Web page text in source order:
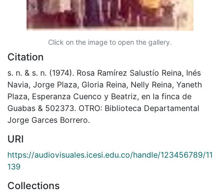
Click on the image to open the gallery.
Citation
s. n. & s. n. (1974). Rosa Ramírez Salustío Reina, Inés
Navia, Jorge Plaza, Gloria Reina, Nelly Reina, Yaneth
Plaza, Esperanza Cuenco y Beatriz, en la finca de
Guabas & 502373. OTRO: Biblioteca Departamental
Jorge Garces Borrero.
URI
https://audiovisuales.icesi.edu.co/handle/123456789/11
139
Collections